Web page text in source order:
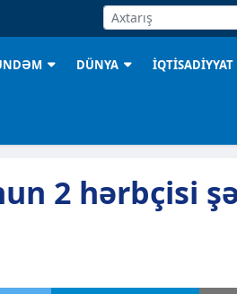
DÜNYA İQTİSADİYYAT
2 hərbçisi